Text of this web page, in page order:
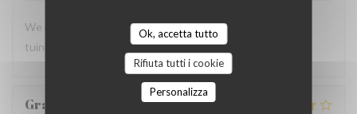
Ok, accetta tutto
Rifiuta tutti i cookie
Personalizza
We hebben heel goed gelunched in de gezellig ingerichte
tuin.
Gracie